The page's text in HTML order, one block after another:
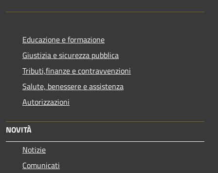
Educazione e formazione
Giustizia e sicurezza pubblica
Tributi,finanze e contravvenzioni
Salute, benessere e assistenza
Autorizzazioni
NOVITÀ
Notizie
Comunicati